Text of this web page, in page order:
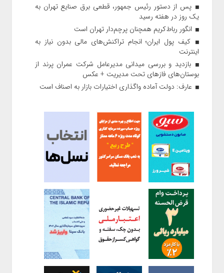
پس از دستور رئیس‌ جمهور، قطعی برق صنایع تهران به
یک روز در هفته رسید
انگور رباط‌کریم همچنان پرچم‌دار تهران است
کیف پول ایران؛ انجام تراکنش‌های مالی بدون نیاز به
اینترنت
بازدید و بررسی میدانی مدیرعامل شرکت عمران پرند از
بوستان‌های فازهای تحت مدیریت + عکس
عارف: دولت آماده واگذاری اختیارات بازار به اصناف است